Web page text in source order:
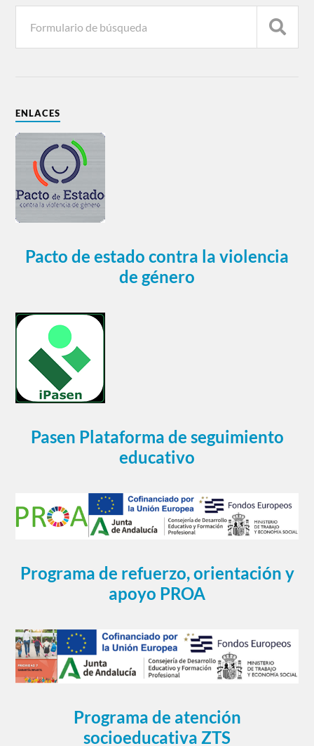
ENLACES
Pacto de estado contra la violencia
de género
Pasen Plataforma de seguimiento
educativo
Programa de refuerzo, orientación y
apoyo PROA
Programa de atención
socioeducativa ZTS